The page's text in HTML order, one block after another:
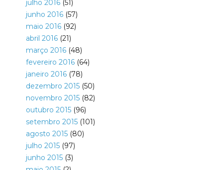
julho 2016(51)
junho 2016(57)
maio 2016(92)
abril 2016(21)
março 2016(48)
fevereiro 2016(64)
janeiro 2016(78)
dezembro 2015(50)
novembro 2015(82)
outubro 2015(96)
setembro 2015(101)
agosto 2015(80)
julho 2015(97)
junho 2015(3)